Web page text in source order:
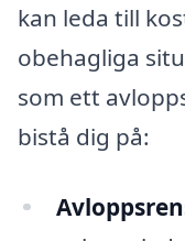
kan leda till
obehagliga
som ett
bistå dig på: